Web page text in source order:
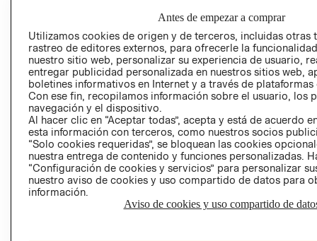
GIFT CARD
AVISO DE
Perú (S/)
CAMBIAR REGIÓN
Antes de empezar a comprar
Utilizamos cookies de origen y de terceros, incluidas otras
rastreo de editores externos, para ofrecerle la
nuestro sitio web, personalizar su experiencia de usuario,
entregar publicidad personalizada en nuestros sitios web,
boletines informativos en Internet y a través de plataformas
Con ese fin, recopilamos información sobre el usuario, los
navegación y el dispositivo.
Al hacer clic en “Aceptar todas”, acepta y está de acuerdo
esta información con terceros, como nuestros socios
“Solo cookies requeridas”, se bloquean las cookies
nuestra entrega de contenido y funciones personalizadas.
“Configuración de cookies y servicios” para personalizar
nuestro aviso de cookies y uso compartido de datos para
información.
Aviso de cookies y uso compartido de